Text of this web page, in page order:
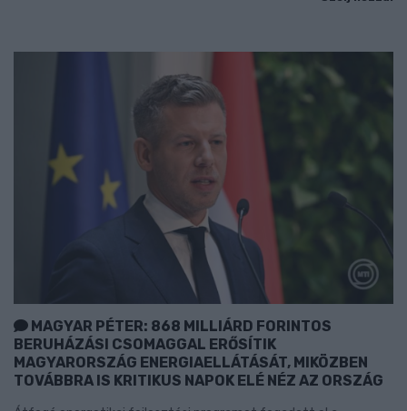
MAGYAR PÉTER: 868 MILLIÁRD FORINTOS
BERUHÁZÁSI CSOMAGGAL ERŐSÍTIK
MAGYARORSZÁG ENERGIAELLÁTÁSÁT, MIKÖZBEN
TOVÁBBRA IS KRITIKUS NAPOK ELÉ NÉZ AZ ORSZÁG